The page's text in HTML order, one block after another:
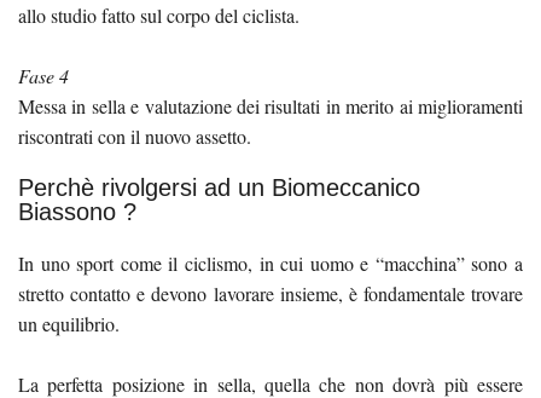
allo studio fatto sul corpo del ciclista.
Fase 4
Messa in sella e valutazione dei risultati in merito ai miglioramenti
riscontrati con il nuovo assetto.
Perchè rivolgersi ad un Biomeccanico
Biassono ?
In uno sport come il ciclismo, in cui uomo e “macchina” sono a
stretto contatto e devono lavorare insieme, è fondamentale trovare
un equilibrio.
La perfetta posizione in sella, quella che non dovrà più essere